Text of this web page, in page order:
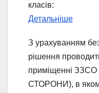
класів:
Детальніше
З урахуванням
рішення
приміщенні
СТОРОНИ), в